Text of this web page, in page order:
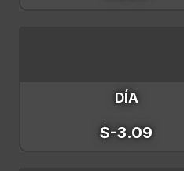
DÍA
$-3.09